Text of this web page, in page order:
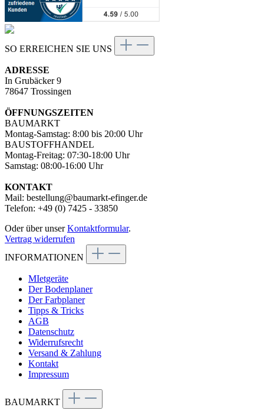
SO ERREICHEN SIE UNS
ADRESSE
In Grubäcker 9
78647 Trossingen
ÖFFNUNGSZEITEN
BAUMARKT
Montag-Samstag: 8:00 bis 20:00 Uhr
BAUSTOFFHANDEL
Montag-Freitag: 07:30-18:00 Uhr
Samstag: 08:00-16:00 Uhr
KONTAKT
Mail: bestellung@baumarkt-efinger.de
Telefon: +49 (0) 7425 - 33850
Oder über unserKontaktformular.
Vertrag widerrufen
INFORMATIONEN
MIetgeräte
Der Bodenplaner
Der Farbplaner
Tipps & Tricks
AGB
Datenschutz
Widerrufsrecht
Versand & Zahlung
Kontakt
Impressum
BAUMARKT